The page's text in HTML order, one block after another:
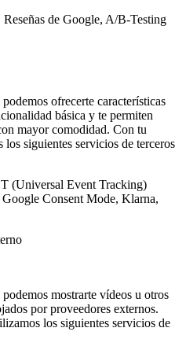
de Google, A/B-Testing
ofrecerte características
básica y te permiten
mayor comodidad. Con tu
siguientes servicios de terceros
(Universal Event Tracking)
Consent Mode, Klarna,
mostrarte vídeos u otros
por proveedores externos.
los siguientes servicios de